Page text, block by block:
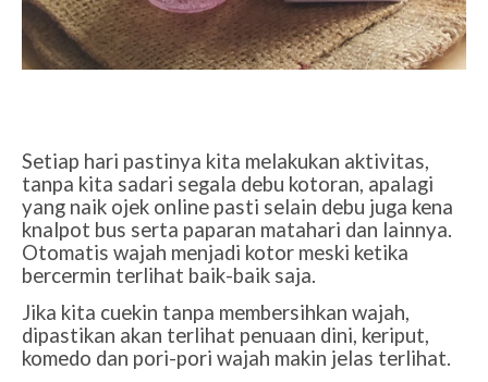
Setiap hari pastinya kita melakukan aktivitas,
tanpa kita sadari segala debu kotoran, apalagi
yang naik ojek online pasti selain debu juga kena
knalpot bus serta paparan matahari dan lainnya.
Otomatis wajah menjadi kotor meski ketika
bercermin terlihat baik-baik saja.
Jika kita cuekin tanpa membersihkan wajah,
dipastikan akan terlihat penuaan dini, keriput,
komedo dan pori-pori wajah makin jelas terlihat.